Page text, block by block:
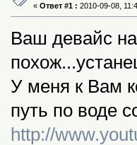
« Ответ #1 : 2010-09-08,
Ваш девайс
У меня к Вам
путь по воде
http://